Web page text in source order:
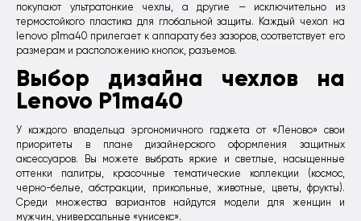
покупают ультратонкие чехлы, а другие — исключительно из
термостойкого пластика для глобальной защиты. Каждый чехол на
lenovo p1ma40 прилегает к аппарату без зазоров, соответствует его
размерам и расположению кнопок, разъемов.
Выбор дизайна чехлов на
Lenovo P1ma40
У каждого владельца эргономичного гаджета от «Леново» свои
приоритеты в плане дизайнерского оформления защитных
аксессуаров. Вы можете выбрать яркие и светлые, насыщенные
оттенки палитры, красочные тематические коллекции (космос,
черно-белые, абстракции, прикольные, животные, цветы, фрукты).
Среди множества вариантов найдутся модели для женщин и
мужчин, универсальные «унисекс».